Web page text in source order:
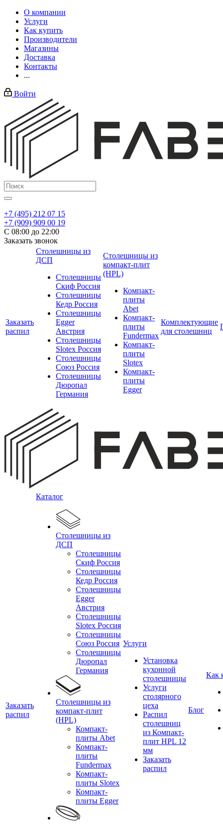
О компании
Услуги
Как купить
Производители
Магазины
Доставка
Контакты
...
Войти
+7 (495) 212 07 15
+7 (909) 909 00 19
С 08:00 до 22:00
Заказать звонок
Заказать
распил
Столешницы из
ДСП
Столешницы
Скиф Россия
Столешницы
Кедр Россия
Столешницы
Egger
Австрия
Столешницы
Slotex Россия
Столешницы
Союз Россия
Столешницы
Дюропал
Германия
Столешницы из
компакт-плит
(HPL)
Компакт-
плиты
Abet
Компакт-
плиты
Fundermax
Компакт-
плиты
Slotex
Компакт-
плиты
Egger
Комплектующие
для столешниц
Заказать
распил
Каталог
Столешницы из
ДСП
Столешницы
Скиф Россия
Столешницы
Кедр Россия
Столешницы
Egger
Австрия
Столешницы
Slotex Россия
Столешницы
Союз Россия
Столешницы
Дюропал
Германия
Столешницы из
компакт-плит
(HPL)
Компакт-
плиты Abet
Компакт-
плиты
Fundermax
Компакт-
плиты Slotex
Компакт-
плиты Egger
Услуги
Установка
кухонной
столешницы
Услуги
столярного
цеха
Распил
столешниц
из Компакт-
плит HPL 12
мм
Заказать
распил
Блог
Как